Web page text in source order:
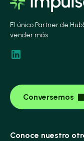
El único Partner de
vender más
Conversemos
Conoce nuestro